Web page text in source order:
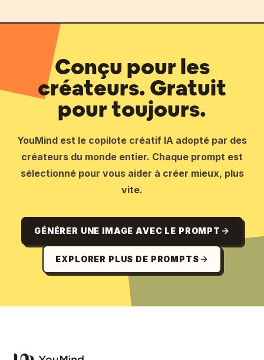
Conçu pour les
créateurs. Gratuit
pour toujours.
YouMind est le copilote créatif IA adopté par des
créateurs du monde entier. Chaque prompt est
sélectionné pour vous aider à créer mieux, plus
vite.
GÉNÉRER UNE IMAGE AVEC LE PROMPT
EXPLORER PLUS DE PROMPTS